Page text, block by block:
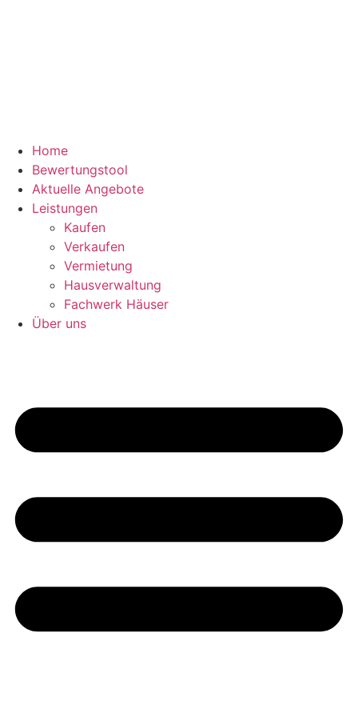
Home
Bewertungstool
Aktuelle Angebote
Leistungen
Kaufen
Verkaufen
Vermietung
Hausverwaltung
Fachwerk Häuser
Über uns